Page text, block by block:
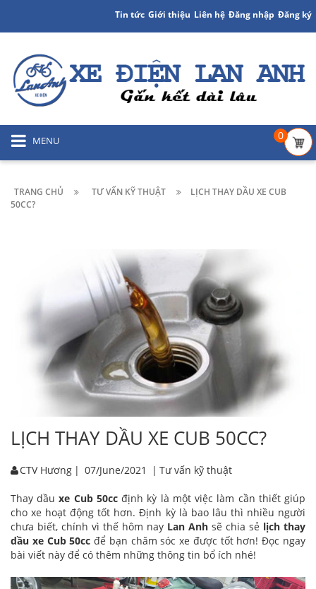
Tin tức Giới thiệu Liên hệ Đăng nhập Đăng ký
MENU 0
TRANG CHỦ TƯ VẤN KỸ THUẬT
LỊCH THAY DẦU XE CUB
50CC?
LỊCH THAY DẦU XE CUB 50CC?
CTV Hương | 07/June/2021 | Tư vấn kỹ thuật
Thay dầuxe Cub 50ccđịnh kỳ là một việc làm cần thiết giúp
cho xe hoạt động tốt hơn. Định kỳ là bao lâu thì nhiều người
chưa biết, chính vì thế hôm nay Lan Anh sẽ chia sẻ lịch thay
dầu xe Cub 50cc để bạn chăm sóc xe được tốt hơn! Đọc ngay
bài viết này để có thêm những thông tin bổ ích nhé!